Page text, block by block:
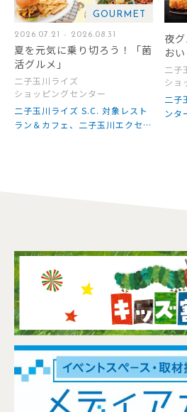
GOURMET
2026.07.21 - 2026.08.31
夏を元気に乗り切ろう！「菌
活グルメ」
二子玉川ライズ
ショッピングセンター
二子玉川ライズ S.C. 対象レスト
ラン＆カフェ、二子玉川エクセル
夜
お
二子
ショ
二子
ンタ